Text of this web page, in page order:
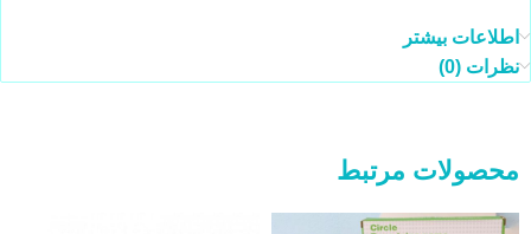
اطلاعات بیشتر
نظرات (0)
محصولات مرتبط